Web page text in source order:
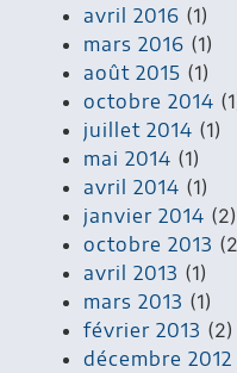
avril 2016 (1)
mars 2016 (1)
août 2015 (1)
octobre 2014
juillet 2014 (1)
mai 2014 (1)
avril 2014 (1)
janvier 2014 (2)
octobre 2013
avril 2013 (1)
mars 2013 (1)
février 2013 (2)
décembre 2012